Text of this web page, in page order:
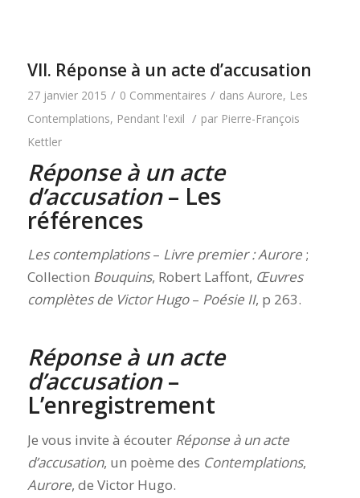
VII. Réponse à un acte d’accusation
27 janvier 2015 / 0 Commentaires / dans Aurore, Les
Contemplations, Pendant l'exil / par Pierre-François
Kettler
Réponse à un acte
d’accusation– Les
références
Les contemplations– Livre premier : Aurore;
Collection Bouquins, Robert Laffont, Œuvres
complètes de Victor Hugo– Poésie II, p 263.
Réponse à un acte
d’accusation–
L’enregistrement
Je vous invite à écouter Réponse à un acte
d’accusation, un poème des Contemplations,
Aurore, de Victor Hugo.